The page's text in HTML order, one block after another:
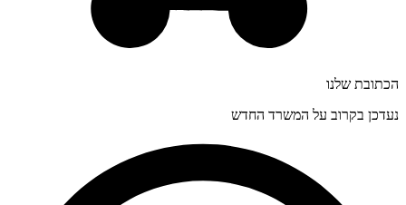
הכתובת שלנו
נעדכן בקרוב על המשרד החדש